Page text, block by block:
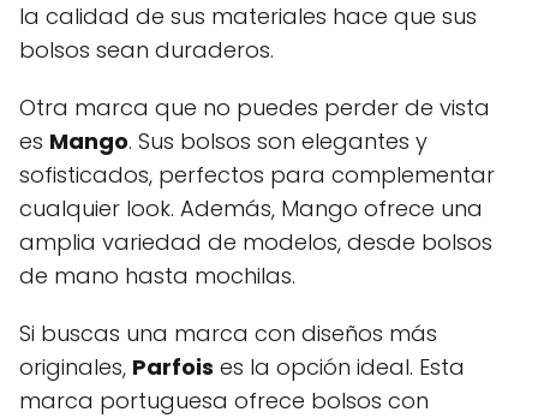
la calidad de sus materiales hace que sus
bolsos sean duraderos.
Otra marca que no puedes perder de vista
es Mango. Sus bolsos son elegantes y
sofisticados, perfectos para complementar
cualquier look. Además, Mango ofrece una
amplia variedad de modelos, desde bolsos
de mano hasta mochilas.
Si buscas una marca con diseños más
originales, Parfois es la opción ideal. Esta
marca portuguesa ofrece bolsos con